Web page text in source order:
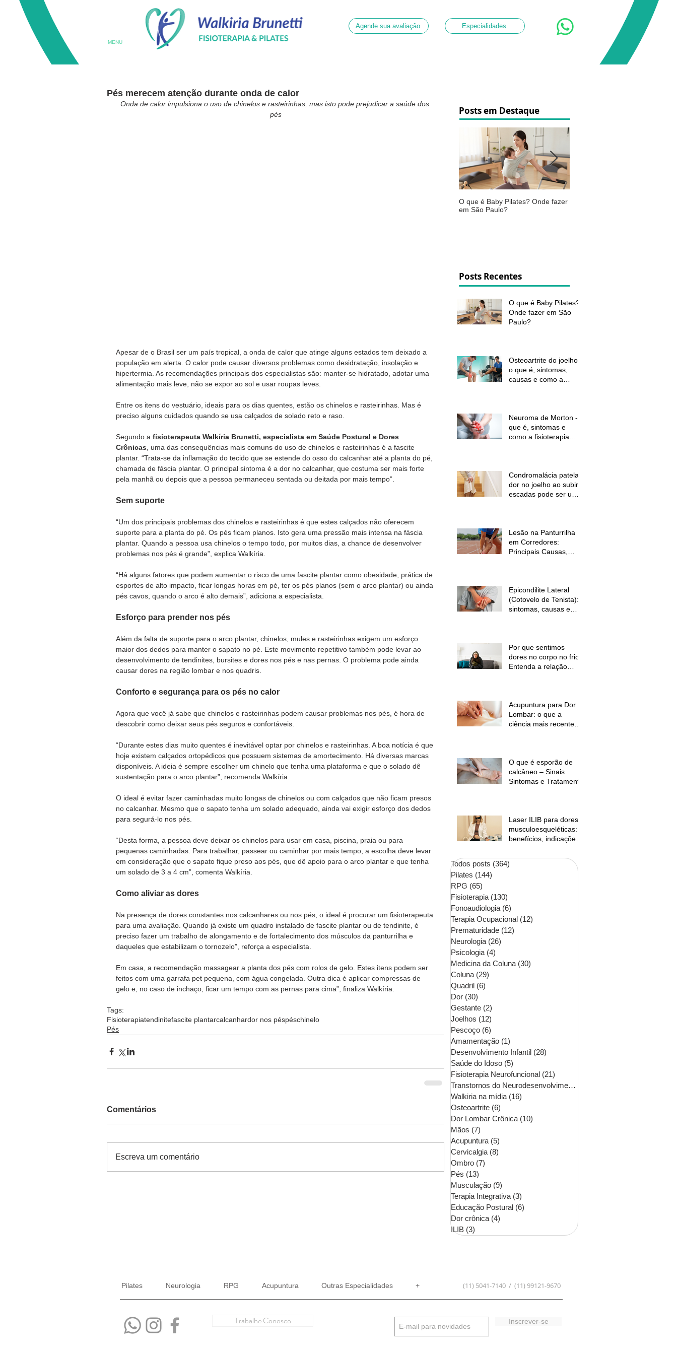
MENU
Agende sua avaliação Especialidades
Pés merecem atenção durante onda de calor
Onda de calor impulsiona o uso de chinelos e rasteirinhas, mas isto pode prejudicar a saúde dos
pés
Apesar de o Brasil ser um país tropical, a onda de calor que atinge alguns estados tem deixado a
população em alerta. O calor pode causar diversos problemas como desidratação, insolação e
hipertermia. As recomendações principais dos especialistas são: manter-se hidratado, adotar uma
alimentação mais leve, não se expor ao sol e usar roupas leves.
Entre os itens do vestuário, ideais para os dias quentes, estão os chinelos e rasteirinhas. Mas é
preciso alguns cuidados quando se usa calçados de solado reto e raso.
Segundo a fisioterapeuta Walkíria Brunetti, especialista em Saúde Postural e Dores
Crônicas , uma das consequências mais comuns do uso de chinelos e rasteirinhas é a fascite
plantar. “Trata-se da inflamação do tecido que se estende do osso do calcanhar até a planta do pé,
chamada de fáscia plantar. O principal sintoma é a dor no calcanhar, que costuma ser mais forte
pela manhã ou depois que a pessoa permaneceu sentada ou deitada por mais tempo”.
Sem suporte
“Um dos principais problemas dos chinelos e rasteirinhas é que estes calçados não oferecem
suporte para a planta do pé. Os pés ficam planos. Isto gera uma pressão mais intensa na fáscia
plantar. Quando a pessoa usa chinelos o tempo todo, por muitos dias, a chance de desenvolver
problemas nos pés é grande”, explica Walkíria.
“Há alguns fatores que podem aumentar o risco de uma fascite plantar como obesidade, prática de
esportes de alto impacto, ficar longas horas em pé, ter os pés planos (sem o arco plantar) ou ainda
pés cavos, quando o arco é alto demais”, adiciona a especialista.
Esforço para prender nos pés
Além da falta de suporte para o arco plantar, chinelos, mules e rasteirinhas exigem um esforço
maior dos dedos para manter o sapato no pé. Este movimento repetitivo também pode levar ao
desenvolvimento de tendinites, bursites e dores nos pés e nas pernas. O problema pode ainda
causar dores na região lombar e nos quadris.
Conforto e segurança para os pés no calor
Agora que você já sabe que chinelos e rasteirinhas podem causar problemas nos pés, é hora de
descobrir como deixar seus pés seguros e confortáveis.
“Durante estes dias muito quentes é inevitável optar por chinelos e rasteirinhas. A boa notícia é que
hoje existem calçados ortopédicos que possuem sistemas de amortecimento. Há diversas marcas
disponíveis. A ideia é sempre escolher um chinelo que tenha uma plataforma e que o solado dê
sustentação para o arco plantar”, recomenda Walkíria.
O ideal é evitar fazer caminhadas muito longas de chinelos ou com calçados que não ficam presos
no calcanhar. Mesmo que o sapato tenha um solado adequado, ainda vai exigir esforço dos dedos
para segurá-lo nos pés.
“Desta forma, a pessoa deve deixar os chinelos para usar em casa, piscina, praia ou para
pequenas caminhadas. Para trabalhar, passear ou caminhar por mais tempo, a escolha deve levar
em consideração que o sapato fique preso aos pés, que dê apoio para o arco plantar e que tenha
um solado de 3 a 4 cm”, comenta Walkíria.
Como aliviar as dores
Na presença de dores constantes nos calcanhares ou nos pés, o ideal é procurar um fisioterapeuta
para uma avaliação. Quando já existe um quadro instalado de fascite plantar ou de tendinite, é
preciso fazer um trabalho de alongamento e de fortalecimento dos músculos da panturrilha e
daqueles que estabilizam o tornozelo”, reforça a especialista.
Em casa, a recomendação massagear a planta dos pés com rolos de gelo. Estes itens podem ser
feitos com uma garrafa pet pequena, com água congelada. Outra dica é aplicar compressas de
gelo e, no caso de inchaço, ficar um tempo com as pernas para cima”, finaliza Walkíria.
Tags:
Fisioterapiatendinitefascite plantarcalcanhardor nos péspéschinelo
Pés
Comentários
Escreva um comentário
Posts em Destaque
O que é Baby Pilates? Onde fazer
em São Paulo?
Posts Recentes
O que é Baby Pilates?
Onde fazer em São
Paulo?
Osteoartrite do joelho:
o que é, sintomas,
causas e como a
Neuroma de Morton - o
que é, sintomas e
como a fisioterapia
Condromalácia patelar:
dor no joelho ao subir
escadas pode ser um
Lesão na Panturrilha
em Corredores:
Principais Causas,
Epicondilite Lateral
(Cotovelo de Tenista):
sintomas, causas e
Por que sentimos
dores no corpo no frio?
Entenda a relação
Acupuntura para Dor
Lombar: o que a
ciência mais recente
O que é esporão de
calcâneo – Sinais
Sintomas e Tratamento
Laser ILIB para dores
musculoesqueléticas:
benefícios, indicações
Todos posts (364)
Pilates (144)
RPG (65)
Fisioterapia (130)
Fonoaudiologia (6)
Terapia Ocupacional (12)
Prematuridade (12)
Neurologia (26)
Psicologia (4)
Medicina da Coluna (30)
Coluna (29)
Quadril (6)
Dor (30)
Gestante (2)
Joelhos (12)
Pescoço (6)
Amamentação (1)
Desenvolvimento Infantil (28)
Saúde do Idoso (5)
Fisioterapia Neurofuncional (21)
Transtornos do Neurodesenvolvimento
Walkiria na mídia (16)
Osteoartrite (6)
Dor Lombar Crônica (10)
Mãos (7)
Acupuntura (5)
Cervicalgia (8)
Ombro (7)
Pés (13)
Musculação (9)
Terapia Integrativa (3)
Educação Postural (6)
Dor crônica (4)
ILIB (3)
(11) 5041-7140 / (11) 99121-9670
Pilates Neurologia RPG Acupuntura Outras Especialidades +
Trabalhe Conosco Inscrever-se